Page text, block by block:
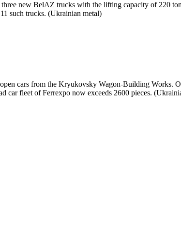
new BelAZ trucks with the lifting capacity of 220
such trucks. (Ukrainian metal)
cars from the Kryukovsky Wagon-Building Works.
car fleet of Ferrexpo now exceeds 2600 pieces.